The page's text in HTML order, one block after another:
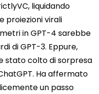
liquidando
proiezioni virali
in GPT-4 sarebbe
di GPT-3. Eppure,
stato colto di sorpresa
Ha affermato
un passo